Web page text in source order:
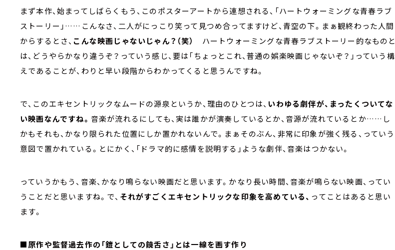
まず本作、始まってしばらくもう、このポスターアートから連想される、「ハートウォーミングな青春ラブ
ストーリー」……こんなさ、二人がにっこり笑って見つめ合ってますけど、青空の下。まぁ観終わった人間
からするとさ、 こんな映画じゃないじゃん？（笑）
ハートウォーミングな青春ラブストーリー的なものと
は、どうやらかなり違うぞ？っていう感じ、要は「ちょっとこれ、普通の娯楽映画じゃないぞ？」っていう構
えであることが、わりと早い段階からわかってくると思うんですね。
で、このエキセントリックなムードの源泉というか、理由のひとつは、 いわゆる劇伴が、まったくついてな
い映画なんですね。 音楽が流れるにしても、実は誰かが演奏しているとか、音源が流れているとか……し
かもそれも、かなり限られた位置にしか置かれないんで。まぁそのぶん、非常に印象が強く残る、っていう
意図で置かれている。とにかく、「ドラマ的に感情を説明する」ような劇伴、音楽はつかない。
っていうかもう、音楽、かなり鳴らない映画だと思います。かなり長い時間、音楽が鳴らない映画、ってい
うことだと思いますね。で、 それがすごくエキセントリックな印象を高めている、 ってことはあると思い
ます。
■原作や監督過去作の「鎧としての饒舌さ」とは一線を画す作り